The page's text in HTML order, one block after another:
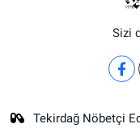
Sizi
Tekirdağ Nöbetçi